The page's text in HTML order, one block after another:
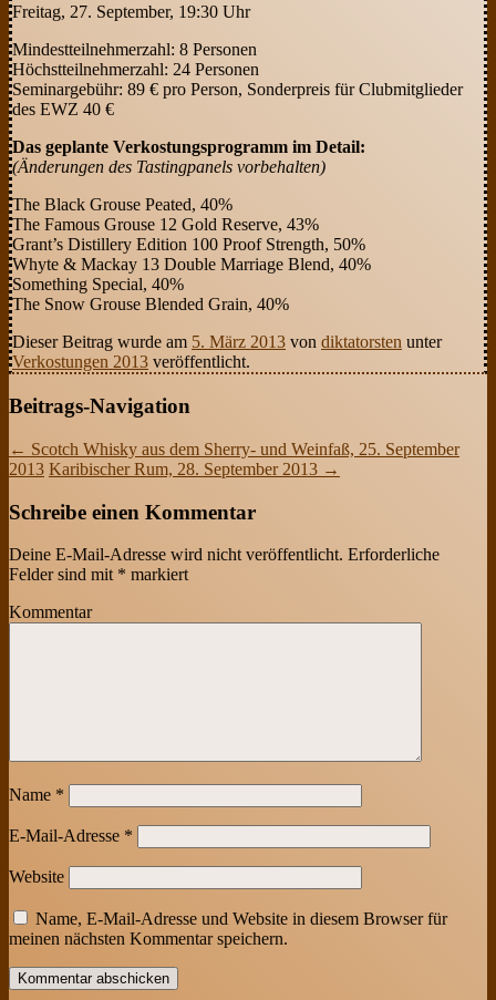
Freitag, 27. September, 19:30 Uhr
Mindestteilnehmerzahl: 8 Personen
Höchstteilnehmerzahl: 24 Personen
Seminargebühr: 89 € pro Person, Sonderpreis für Clubmitglieder
des EWZ 40 €
Das geplante Verkostungsprogramm im Detail:
(Änderungen des Tastingpanels vorbehalten)
The Black Grouse Peated, 40%
The Famous Grouse 12 Gold Reserve, 43%
Grant’s Distillery Edition 100 Proof Strength, 50%
Whyte & Mackay 13 Double Marriage Blend, 40%
Something Special, 40%
The Snow Grouse Blended Grain, 40%
Dieser Beitrag wurde am 5. März 2013 von diktatorsten unter
Verkostungen 2013 veröffentlicht.
Beitrags-Navigation
← Scotch Whisky aus dem Sherry- und Weinfaß, 25. September
2013 Karibischer Rum, 28. September 2013 →
Schreibe einen Kommentar
Deine E-Mail-Adresse wird nicht veröffentlicht. Erforderliche
Felder sind mit * markiert
Kommentar
Name *
E-Mail-Adresse *
Website
Name, E-Mail-Adresse und Website in diesem Browser für
meinen nächsten Kommentar speichern.